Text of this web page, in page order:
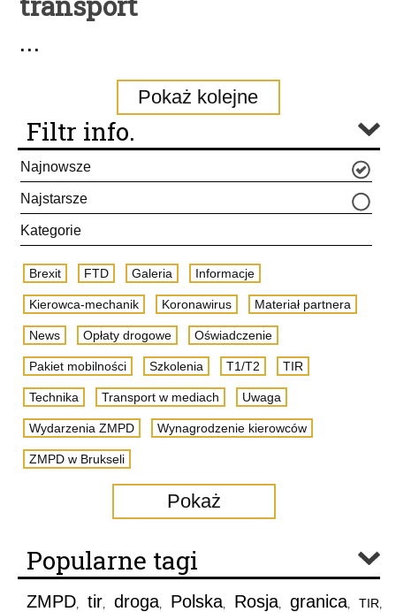
...
Pokaż kolejne
Filtr info.
Najnowsze
Najstarsze
Kategorie
Brexit FTD Galeria Informacje
Kierowca-mechanik Koronawirus Materiał partnera
News Opłaty drogowe Oświadczenie
Pakiet mobilności Szkolenia T1/T2 TIR
Technika Transport w mediach Uwaga
Wydarzenia ZMPD Wynagrodzenie kierowców
ZMPD w Brukseli
Pokaż
Popularne tagi
ZMPD, tir, droga, Polska, Rosja, granica, TIR,